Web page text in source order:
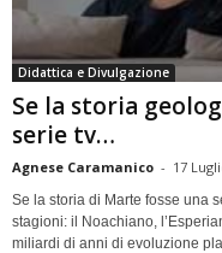
Didattica e Divulgazione
Se la storia
serie tv…
Agnese Caramanico - 17
Se la storia di Marte fosse una
stagioni: il Noachiano,
miliardi di anni di evoluzione